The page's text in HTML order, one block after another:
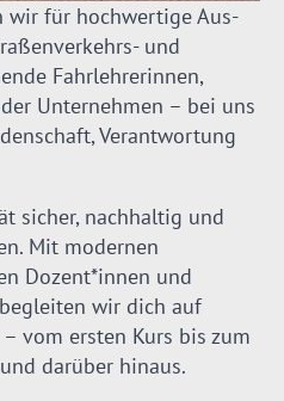
wir für hochwertige Aus-
und
Fahrlehrerinnen,
Unternehmen – bei uns
Verantwortung
sicher, nachhaltig und
Mit modernen
Dozent*innen und
wir dich auf
vom ersten Kurs bis zum
darüber hinaus.